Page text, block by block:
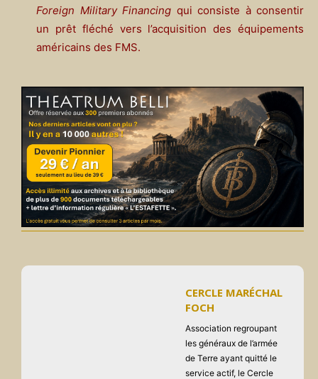
Foreign Military Financing qui consiste à consentir
un prêt fléché vers l’acquisition des équipements
américains des FMS.
CERCLE MARÉCHAL
FOCH
Association regroupant
les généraux de l’armée
de Terre ayant quitté le
service actif, le Cercle